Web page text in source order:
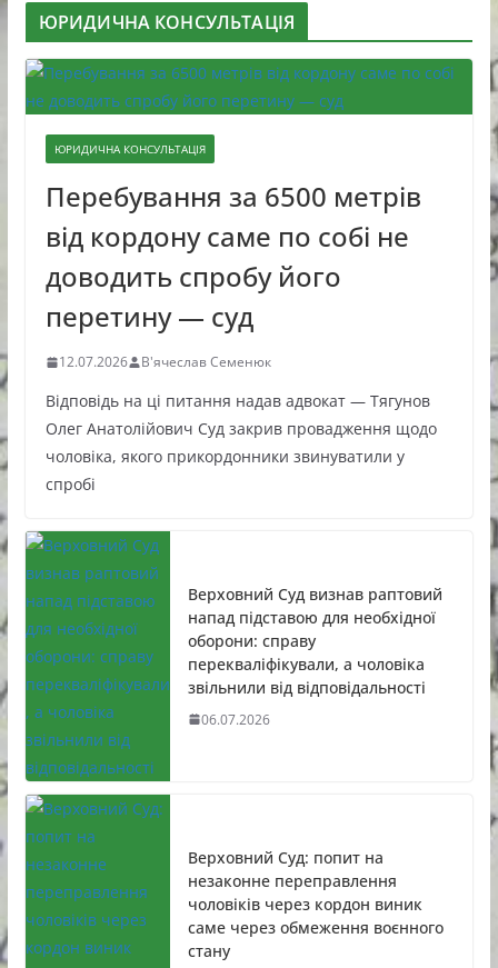
ЮРИДИЧНА КОНСУЛЬТАЦІЯ
ЮРИДИЧНА КОНСУЛЬТАЦІЯ
Перебування за 6500 метрів
від кордону саме по собі не
доводить спробу його
перетину — суд
12.07.2026 В'ячеслав Семенюк
Відповідь на ці питання надав адвокат — Тягунов
Олег Анатолійович Суд закрив провадження щодо
чоловіка, якого прикордонники звинуватили у
спробі
Верховний Суд визнав раптовий
напад підставою для необхідної
оборони: справу
перекваліфікували, а чоловіка
звільнили від відповідальності
06.07.2026
Верховний Суд: попит на
незаконне переправлення
чоловіків через кордон виник
саме через обмеження воєнного
стану